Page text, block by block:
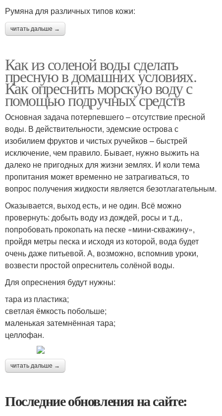
Румяна для различных типов кожи:
читать дальше →
Как из соленой воды сделать
пресную в домашних условиях.
Как опреснить морскую воду с
помощью подручных средств
Основная задача потерпевшего – отсутствие пресной
воды. В действительности, эдемские острова с
изобилием фруктов и чистых ручейков – быстрей
исключение, чем правило. Бывает, нужно выжить на
далеко не пригодных для жизни землях. И коли тема
пропитания может временно не затрагиваться, то
вопрос получения жидкости является безотлагательным.
Оказывается, выход есть, и не один. Всё можно
провернуть: добыть воду из дождей, росы и т.д.,
попробовать прокопать на песке «мини-скважину»,
пройдя метры песка и исходя из которой, вода будет
очень даже питьевой. А, возможно, вспомнив уроки,
возвести простой опреснитель солёной воды.
Для опреснения будут нужны:
тара из пластика;
светлая ёмкость побольше;
маленькая затемнённая тара;
целлофан.
читать дальше →
Последние обновления на сайте: